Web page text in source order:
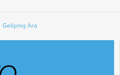
Gelişmiş Ara